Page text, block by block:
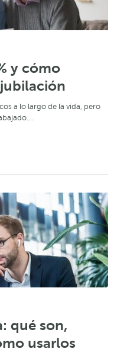
y cómo
a lo largo de la vida, pero
qué son,
usarlos